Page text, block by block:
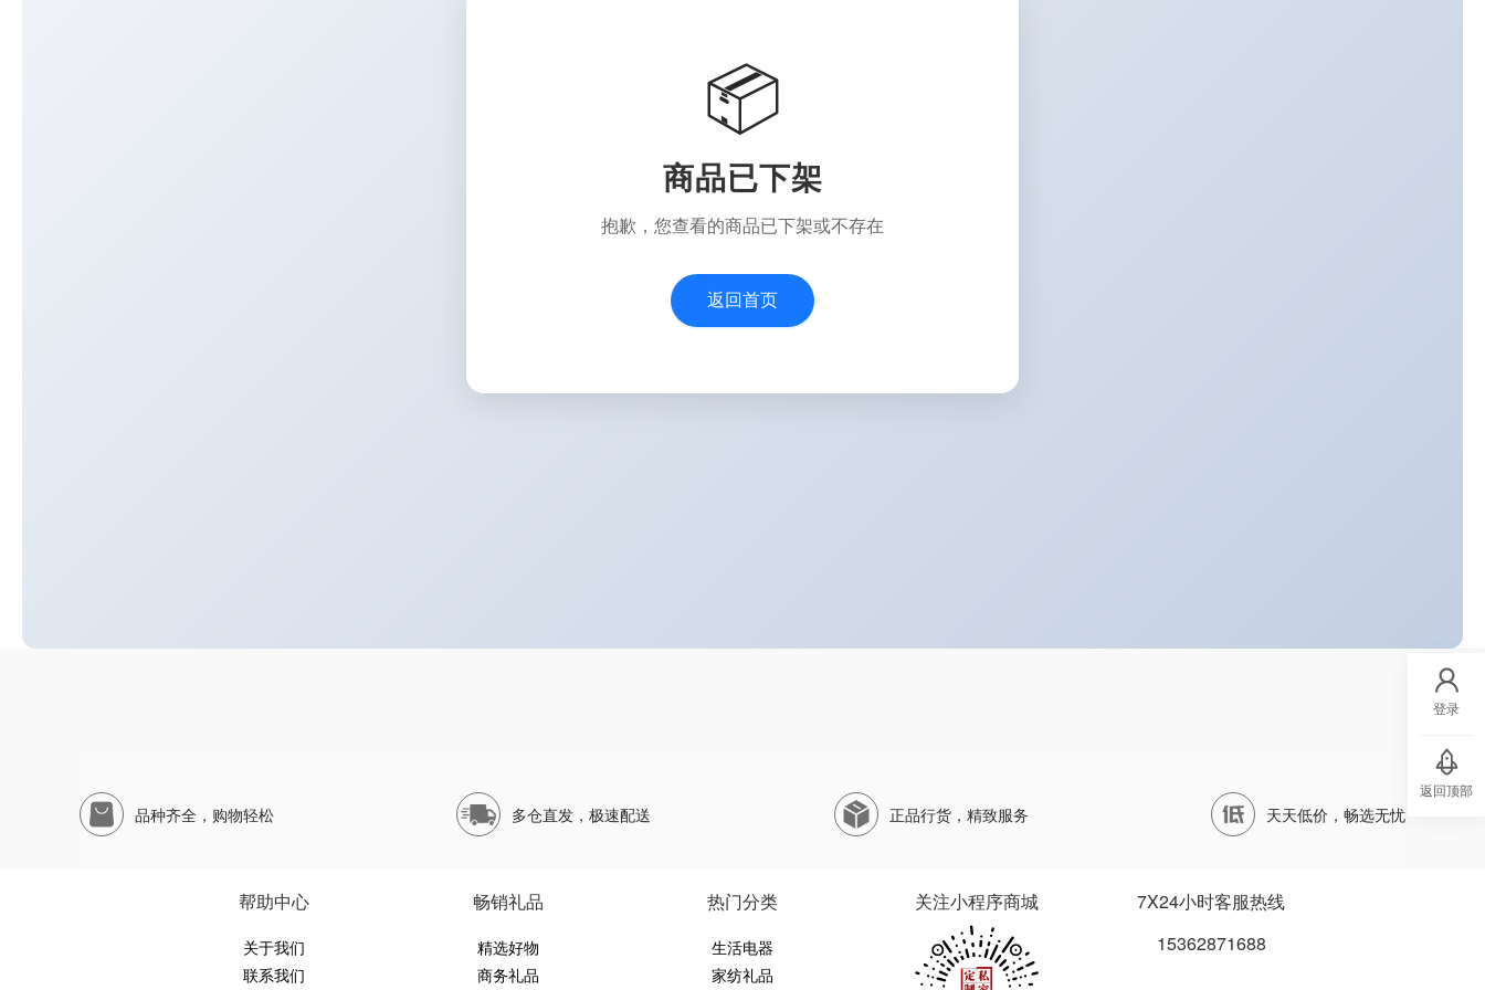
📦
商品已下架
抱歉，您查看的商品已下架或不存在
返回首页
品种齐全，购物轻松 多仓直发，极速配送 正品行货，精致服务 天天低价，畅选无忧
帮助中心
关于我们
联系我们
畅销礼品
精选好物
商务礼品
热门分类
生活电器
家纺礼品
关注小程序商城
7X24小时客服热线
15362871688
登录
返回顶部